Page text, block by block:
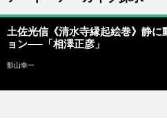
土佐光信《清水寺縁起絵巻》静
ョン──「相澤正彦」
影山幸一